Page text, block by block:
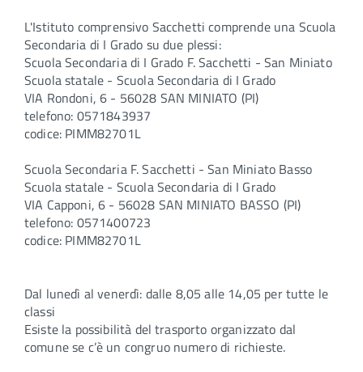
L'Istituto comprensivo Sacchetti comprende una Scuola
Secondaria di I Grado su due plessi:
Scuola Secondaria di I Grado F. Sacchetti - San Miniato
Scuola statale - Scuola Secondaria di I Grado
VIA Rondoni, 6 - 56028 SAN MINIATO (PI)
telefono: 0571843937
codice: PIMM82701L
Scuola Secondaria F. Sacchetti - San Miniato Basso
Scuola statale - Scuola Secondaria di I Grado
VIA Capponi, 6 - 56028 SAN MINIATO BASSO (PI)
telefono: 0571400723
codice: PIMM82701L
Dal lunedì al venerdì: dalle 8,05 alle 14,05 per tutte le
classi
Esiste la possibilità del trasporto organizzato dal
comune se c’è un congruo numero di richieste.